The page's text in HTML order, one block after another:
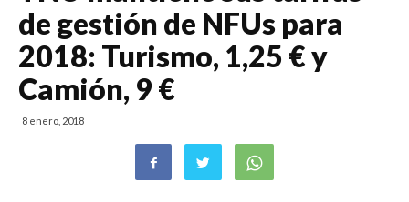
de gestión de NFUs para
2018: Turismo, 1,25 € y
Camión, 9 €
8 enero, 2018